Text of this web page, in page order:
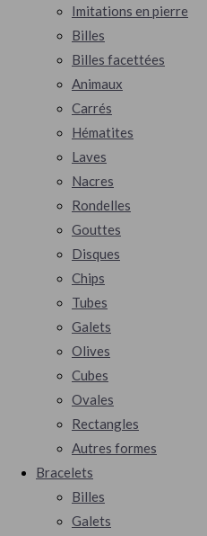
Imitations en pierre
Billes
Billes facettées
Animaux
Carrés
Hématites
Laves
Nacres
Rondelles
Gouttes
Disques
Chips
Tubes
Galets
Olives
Cubes
Ovales
Rectangles
Autres formes
Bracelets
Billes
Galets